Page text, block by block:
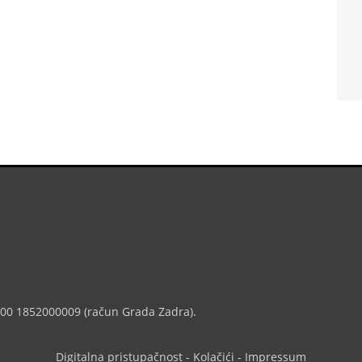
1852000009 (račun Grada Zadra).
Digitalna pristupačnost - Kolačići - Impressum